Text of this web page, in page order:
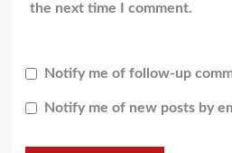
the next time I comment.
Notify me of follow-up
Notify me of new posts by